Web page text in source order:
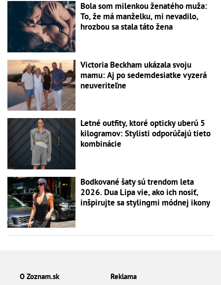
Bola som milenkou ženatého muža:
To, že má manželku, mi nevadilo,
hrozbou sa stala táto žena
Victoria Beckham ukázala svoju
mamu: Aj po sedemdesiatke vyzerá
neuveriteľne
Letné outfity, ktoré opticky uberú 5
kilogramov: Stylisti odporúčajú tieto
kombinácie
Bodkované šaty sú trendom leta
2026. Dua Lipa vie, ako ich nosiť,
inšpirujte sa stylingmi módnej ikony
O Zoznam.sk Reklama